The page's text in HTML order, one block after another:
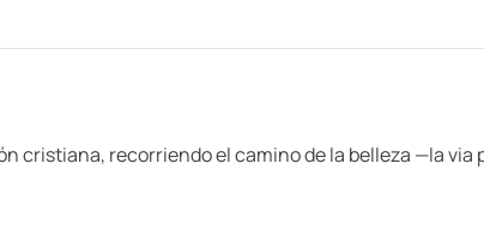
cristiana, recorriendo el camino de la belleza —la